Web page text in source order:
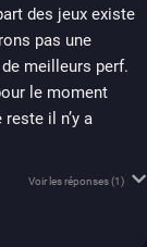
des jeux existe
pas une
meilleurs perf.
le moment
il n’y a
Voir les réponses(1)